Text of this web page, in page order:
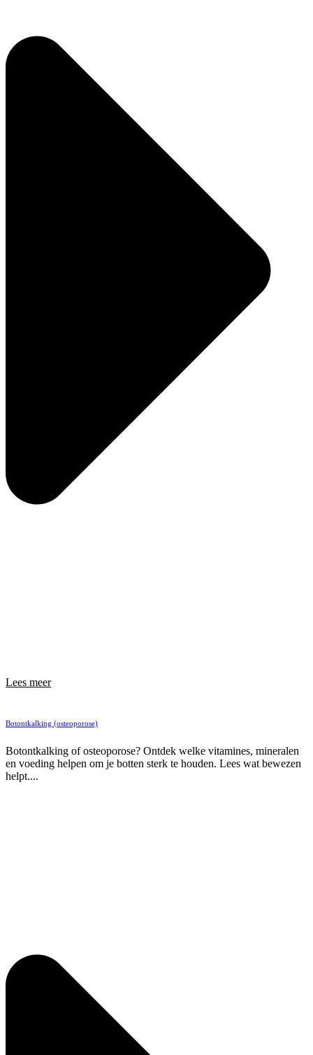
Lees meer
Botontkalking (osteoporose)
Botontkalking of osteoporose? Ontdek welke vitamines, mineralen
en voeding helpen om je botten sterk te houden. Lees wat bewezen
helpt....